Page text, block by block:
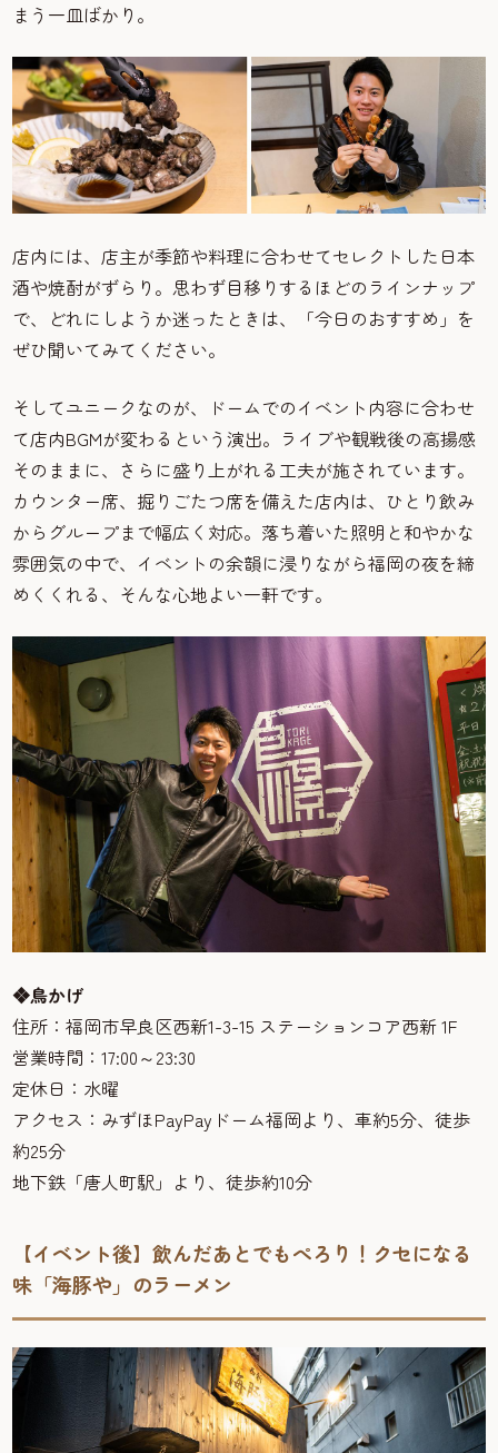
まう一皿ばかり。
店内には、店主が季節や料理に合わせてセレクトした日本
酒や焼酎がずらり。思わず目移りするほどのラインナップ
で、どれにしようか迷ったときは、「今日のおすすめ」を
ぜひ聞いてみてください。
そしてユニークなのが、ドームでのイベント内容に合わせ
て店内BGMが変わるという演出。ライブや観戦後の高揚感
そのままに、さらに盛り上がれる工夫が施されています。
カウンター席、掘りごたつ席を備えた店内は、ひとり飲み
からグループまで幅広く対応。落ち着いた照明と和やかな
雰囲気の中で、イベントの余韻に浸りながら福岡の夜を締
めくくれる、そんな心地よい一軒です。
❖鳥かげ
住所：福岡市早良区西新1-3-15 ステーションコア西新 1F
営業時間：17:00～23:30
定休日：水曜
アクセス：みずほPayPayドーム福岡より、車約5分、徒歩
約25分
地下鉄「唐人町駅」より、徒歩約10分
【イベント後】飲んだあとでもぺろり！クセになる
味「海豚や」のラーメン